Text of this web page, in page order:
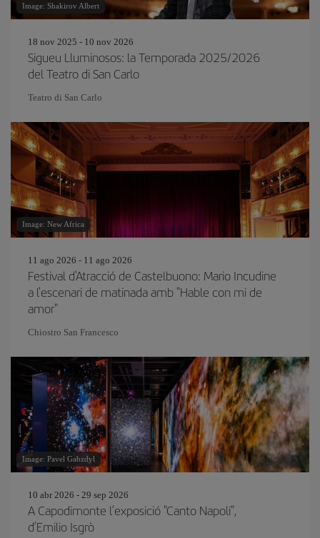
Image: Shakirov Albert
18 nov 2025 - 10 nov 2026
Sigueu Lluminosos: la Temporada 2025/2026
del Teatro di San Carlo
Teatro di San Carlo
Image: New Africa
11 ago 2026 - 11 ago 2026
Festival d'Atracció de Castelbuono: Mario Incudine
a l'escenari de matinada amb "Hable con mi de
amor"
Chiostro San Francesco
Image: Pavel Gabzdyl
10 abr 2026 - 29 sep 2026
A Capodimonte l’exposició "Canto Napoli",
d’Emilio Isgrò